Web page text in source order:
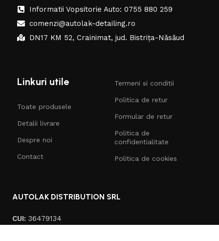
Informatii Vopsitorie Auto: 0755 880 259
comenzi@autolak-detailing.ro
DN17 KM 52, Crainimat, jud. Bistrița-Năsăud
Linkuri utile
Toate produsele
Detalii livrare
Despre noi
Contact
Termeni si conditii
Politica de retur
Formular de retur
Politica de
confidentialitate
Politica de cookies
AUTOLAK DISTRIBUTION SRL
CUI: 36479134